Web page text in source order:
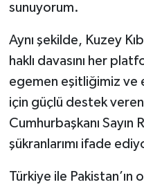
sunuyorum.
Aynı şekilde, Kuzey
haklı davasını her
egemen eşitliğimiz ve
için güçlü destek
Cumhurbaşkanı Sayın
şükranlarımı ifade
Türkiye ile